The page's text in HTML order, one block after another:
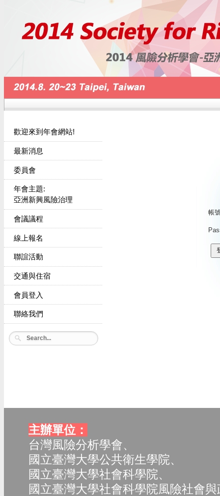
歡迎來到年會網站!
最新消息
委員會
年會主題:
亞洲新興風險治理
會議議程
線上報名
聯誼活動
交通與住宿
會員登入
聯絡我們
帳
主辦單位：
台灣風險分析學會、
國立臺灣大學公共衛生學院、
國立臺灣大學社會科學院、
國立臺灣大學社會科學院風險社會